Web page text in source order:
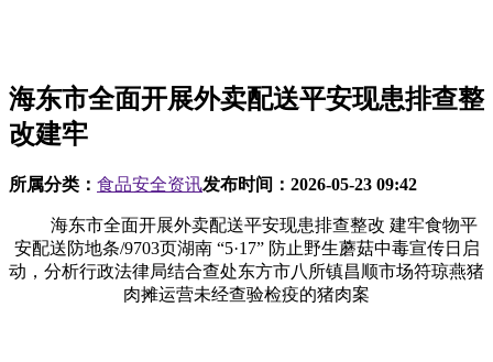
海东市全面开展外卖配送平安现患排查整
改建牢
所属分类： 食品安全资讯发布时间： 2026-05-23 09:42
海东市全面开展外卖配送平安现患排查整改 建牢食物平
安配送防地条/9703页湖南 “5·17” 防止野生蘑菇中毒宣传日启
动，分析行政法律局结合查处东方市八所镇昌顺市场符琼燕猪
肉摊运营未经查验检疫的猪肉案